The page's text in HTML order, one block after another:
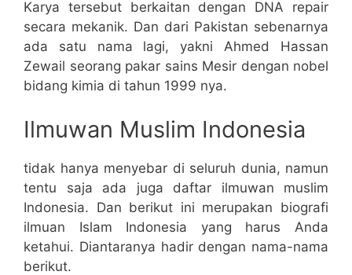
Karya tersebut berkaitan dengan DNA repair
secara mekanik. Dan dari Pakistan sebenarnya
ada satu nama lagi, yakni Ahmed Hassan
Zewail seorang pakar sains Mesir dengan nobel
bidang kimia di tahun 1999 nya.
Ilmuwan Muslim Indonesia
tidak hanya menyebar di seluruh dunia, namun
tentu saja ada juga daftar ilmuwan muslim
Indonesia. Dan berikut ini merupakan biografi
ilmuan Islam Indonesia yang harus Anda
ketahui. Diantaranya hadir dengan nama-nama
berikut.